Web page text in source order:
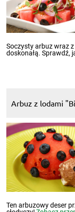
Soczysty arbuz wraz
doskonałą. Sprawdź,
Arbuz z lodami
Ten arbuzowy deser